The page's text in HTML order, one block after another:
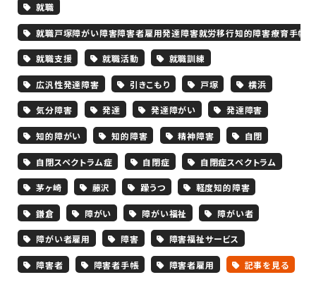
就職
就職戸塚障がい障害障害者雇用発達障害就労移行知的障害療育手帳
就職支援 就職活動 就職訓練
広汎性発達障害 引きこもり 戸塚 横浜
気分障害 発達 発達障がい 発達障害
知的障がい 知的障害 精神障害 自閉
自閉スペクトラム症 自閉症 自閉症スペクトラム
茅ヶ崎 藤沢 躁うつ 軽度知的障害
鎌倉 障がい 障がい福祉 障がい者
障がい者雇用 障害 障害福祉サービス
障害者 障害者手帳 障害者雇用 記事を見る